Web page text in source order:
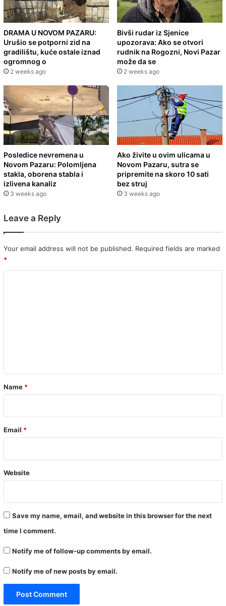
DRAMA U NOVOM PAZARU:
Urušio se potporni zid na
gradilištu, kuće ostale iznad
ogromnog o
2 weeks ago
Bivši rudar iz Sjenice
upozorava: Ako se otvori
rudnik na Rogozni, Novi Pazar
može da se
2 weeks ago
Posledice nevremena u
Novom Pazaru: Polomljena
stakla, oborena stabla i
izlivena kanaliz
3 weeks ago
Ako živite u ovim ulicama u
Novom Pazaru, sutra se
pripremite na skoro 10 sati
bez struj
3 weeks ago
Leave a Reply
Your email address will not be published. Required fields are marked
*
*
Name *
Email *
Website
Save my name, email, and website in this browser for the next
time I comment.
Notify me of follow-up comments by email.
Notify me of new posts by email.